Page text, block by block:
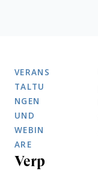
VERANS
TALTU
NGEN
UND
WEBIN
ARE
Verp